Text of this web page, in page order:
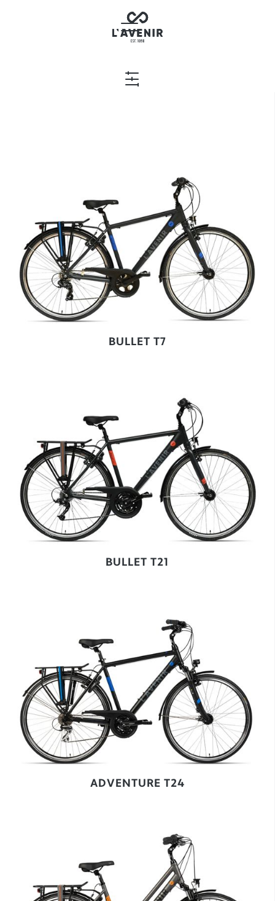
BULLET T7
BULLET T21
ADVENTURE T24